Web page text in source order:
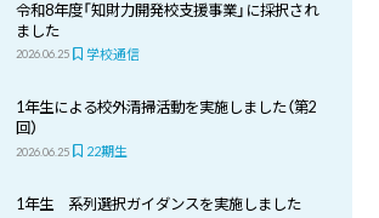
令和8年度「知財力開発校支援事業」に採択され
ました
2026.06.25 学校通信
1年生による校外清掃活動を実施しました（第2
回）
2026.06.25 22期生
1年生 系列選択ガイダンスを実施しました